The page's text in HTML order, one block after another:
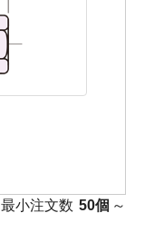
最小注文数 50個 ～